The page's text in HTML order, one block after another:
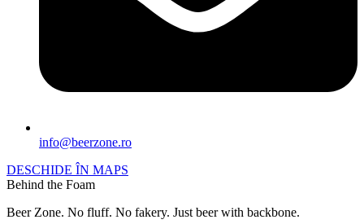
info@beerzone.ro
DESCHIDE ÎN MAPS
Behind the Foam
Beer Zone. No fluff. No fakery. Just beer with backbone.